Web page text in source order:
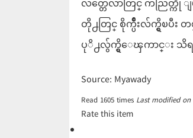
လတ္တေလာတြင္ ကညြတ္ကို
တို႕တြင္ စိုက္ပ်ဳိးလ်က္ရွိၿပီး
ပုိ႕လွ်က္ရွိေၾကာင္း သိရ
Source: Myawady
Read 1605times Last modified on
Rate this item